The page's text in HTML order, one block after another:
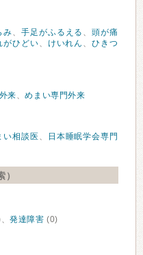
み、 手足がふるえる 、頭が痛
がひどい、 けいれん 、ひきつ
来、めまい専門外来
い相談医 、
日本睡眠学会専門
発達障害 (0)